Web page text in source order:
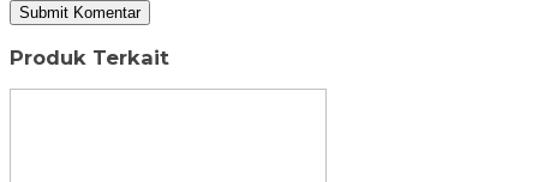
Produk Terkait